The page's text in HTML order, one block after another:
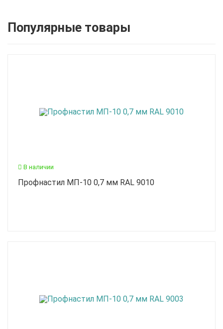
Популярные товары
В наличии
Профнастил МП-10 0,7 мм RAL 9010